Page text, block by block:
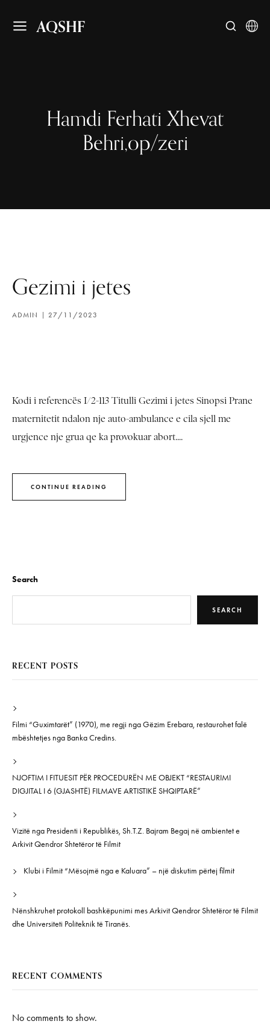
AQSHF
Hamdi Ferhati Xhevat
Behri,op/zeri
Gezimi i jetes
ADMIN 27/11/2023
Kodi i referencës I/2-113 Titulli Gezimi i jetes Sinopsi Prane
maternitetit ndalon nje auto-ambulance e cila sjell me
urgjence nje grua qe ka provokuar abort....
CONTINUE READING
Search
SEARCH
RECENT POSTS
Filmi “Guximtarët” (1970), me regji nga Gëzim Erebara, restaurohet falë
mbështetjes nga Banka Credins.
NJOFTIM I FITUESIT PËR PROCEDURËN ME OBJEKT “RESTAURIMI
DIGJITAL I 6 (GJASHTË) FILMAVE ARTISTIKË SHQIPTARË”
Vizitë nga Presidenti i Republikës, Sh.T.Z. Bajram Begaj në ambientet e
Arkivit Qendror Shtetëror të Filmit
Klubi i Filmit “Mësojmë nga e Kaluara” – një diskutim përtej filmit
Nënshkruhet protokoll bashkëpunimi mes Arkivit Qendror Shtetëror të Filmit
dhe Universiteti Politeknik të Tiranës.
RECENT COMMENTS
No comments to show.